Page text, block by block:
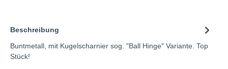
Beschreibung
Buntmetall, mit Kugelscharnier sog. "Ball Hinge" Variante. Top
Stück!